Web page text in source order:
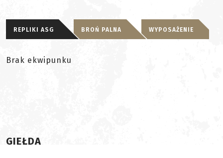
REPLIKI ASG BROŃ PALNA WYPOSAŻENIE
Brak ekwipunku
GIEŁDA